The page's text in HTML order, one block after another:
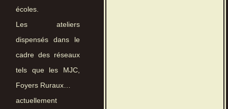
écoles.
Les ateliers
dispensés dans le
cadre des réseaux
tels que les MJC,
Foyers Ruraux…
actuellement